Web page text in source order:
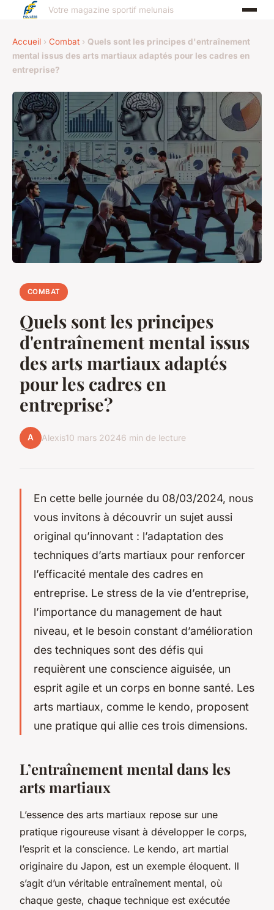
Votre magazine sportif melunais
Accueil › Combat › Quels sont les principes d'entraînement
mental issus des arts martiaux adaptés pour les cadres en
entreprise?
COMBAT
Quels sont les principes
d'entraînement mental issus
des arts martiaux adaptés
pour les cadres en
entreprise?
A Alexis10 mars 20246 min de lecture
En cette belle journée du 08/03/2024, nous
vous invitons à découvrir un sujet aussi
original qu’innovant : l’adaptation des
techniques d’arts martiaux pour renforcer
l’efficacité mentale des cadres en
entreprise. Le stress de la vie d’entreprise,
l’importance du management de haut
niveau, et le besoin constant d’amélioration
des techniques sont des défis qui
requièrent une conscience aiguisée, un
esprit agile et un corps en bonne santé. Les
arts martiaux, comme le kendo, proposent
une pratique qui allie ces trois dimensions.
L’entraînement mental dans les
arts martiaux
L’essence des arts martiaux repose sur une
pratique rigoureuse visant à développer le corps,
l’esprit et la conscience. Le kendo, art martial
originaire du Japon, est un exemple éloquent. Il
s’agit d’un véritable entraînement mental, où
chaque geste, chaque technique est exécutée